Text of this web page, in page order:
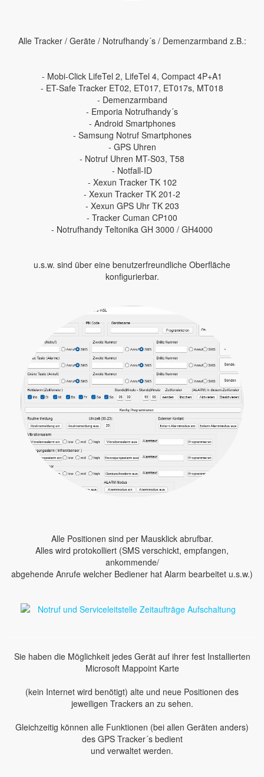
Alle Tracker / Geräte / Notrufhandy´s / Demenzarmband z.B.:
- Mobi-Click LifeTel 2, LifeTel 4, Compact 4P+A1
- ET-Safe Tracker ET02, ET017, ET017s, MT018
- Demenzarmband
- Emporia Notrufhandy´s
- Android Smartphones
- Samsung Notruf Smartphones
- GPS Uhren
- Notruf Uhren MT-S03, T58
- Notfall-ID
- Xexun Tracker TK 102
- Xexun Tracker TK 201-2
- Xexun GPS Uhr TK 203
- Tracker Cuman CP100
- Notrufhandy Teltonika GH 3000 / GH4000
u.s.w. sind über eine benutzerfreundliche Oberfläche
konfigurierbar.
Alle Positionen sind per Mausklick abrufbar.
Alles wird protokolliert (SMS verschickt, empfangen,
ankommende/
abgehende Anrufe welcher Bediener hat Alarm bearbeitet u.s.w.)
Sie haben die Möglichkeit jedes Gerät auf ihrer fest Installierten
Microsoft Mappoint Karte
(kein Internet wird benötigt) alte und neue Positionen des
jeweiligen Trackers an zu sehen.
Gleichzeitig können alle Funktionen (bei allen Geräten anders)
des GPS Tracker´s bedient
und verwaltet werden.